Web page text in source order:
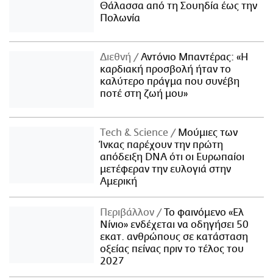
Θάλασσα από τη Σουηδία έως την
Πολωνία
Διεθνή
Αντόνιο Μπαντέρας: «Η
καρδιακή προσβολή ήταν το
καλύτερο πράγμα που συνέβη
ποτέ στη ζωή μου»
Τech & Science
Μούμιες των
Ίνκας παρέχουν την πρώτη
απόδειξη DNA ότι οι Ευρωπαίοι
μετέφεραν την ευλογιά στην
Αμερική
Περιβάλλον
Το φαινόμενο «Ελ
Νίνιο» ενδέχεται να οδηγήσει 50
εκατ. ανθρώπους σε κατάσταση
οξείας πείνας πριν το τέλος του
2027